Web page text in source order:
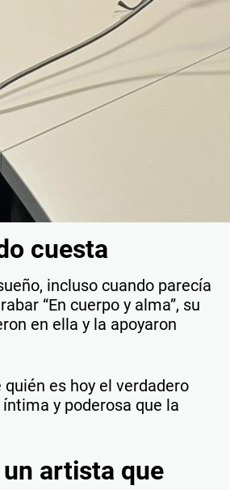
cuesta
incluso cuando parecía
“En cuerpo y alma”, su
en ella y la apoyaron
es hoy el verdadero
y poderosa que la
un artista que